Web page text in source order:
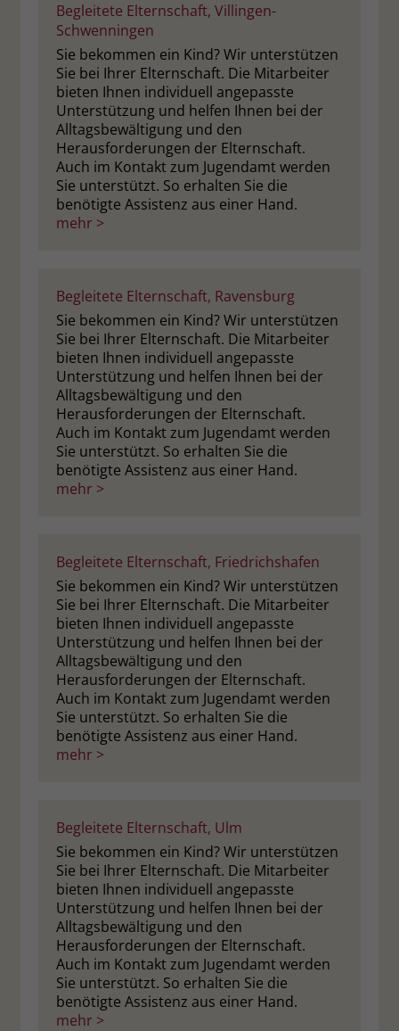
Begleitete Elternschaft, Villingen-
Schwenningen
Sie bekommen ein Kind? Wir unterstützen
Sie bei Ihrer Elternschaft. Die Mitarbeiter
bieten Ihnen individuell angepasste
Unterstützung und helfen Ihnen bei der
Alltagsbewältigung und den
Herausforderungen der Elternschaft.
Auch im Kontakt zum Jugendamt werden
Sie unterstützt. So erhalten Sie die
benötigte Assistenz aus einer Hand.
mehr >
Begleitete Elternschaft, Ravensburg
Sie bekommen ein Kind? Wir unterstützen
Sie bei Ihrer Elternschaft. Die Mitarbeiter
bieten Ihnen individuell angepasste
Unterstützung und helfen Ihnen bei der
Alltagsbewältigung und den
Herausforderungen der Elternschaft.
Auch im Kontakt zum Jugendamt werden
Sie unterstützt. So erhalten Sie die
benötigte Assistenz aus einer Hand.
mehr >
Begleitete Elternschaft, Friedrichshafen
Sie bekommen ein Kind? Wir unterstützen
Sie bei Ihrer Elternschaft. Die Mitarbeiter
bieten Ihnen individuell angepasste
Unterstützung und helfen Ihnen bei der
Alltagsbewältigung und den
Herausforderungen der Elternschaft.
Auch im Kontakt zum Jugendamt werden
Sie unterstützt. So erhalten Sie die
benötigte Assistenz aus einer Hand.
mehr >
Begleitete Elternschaft, Ulm
Sie bekommen ein Kind? Wir unterstützen
Sie bei Ihrer Elternschaft. Die Mitarbeiter
bieten Ihnen individuell angepasste
Unterstützung und helfen Ihnen bei der
Alltagsbewältigung und den
Herausforderungen der Elternschaft.
Auch im Kontakt zum Jugendamt werden
Sie unterstützt. So erhalten Sie die
benötigte Assistenz aus einer Hand.
mehr >